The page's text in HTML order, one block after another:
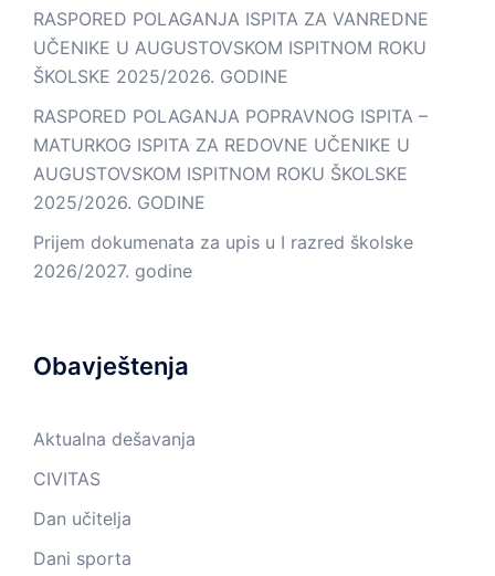
RASPORED POLAGANJA ISPITA ZA VANREDNE
UČENIKE U AUGUSTOVSKOM ISPITNOM ROKU
ŠKOLSKE 2025/2026. GODINE
RASPORED POLAGANJA POPRAVNOG ISPITA –
MATURKOG ISPITA ZA REDOVNE UČENIKE U
AUGUSTOVSKOM ISPITNOM ROKU ŠKOLSKE
2025/2026. GODINE
Prijem dokumenata za upis u I razred školske
2026/2027. godine
Obavještenja
Aktualna dešavanja
CIVITAS
Dan učitelja
Dani sporta